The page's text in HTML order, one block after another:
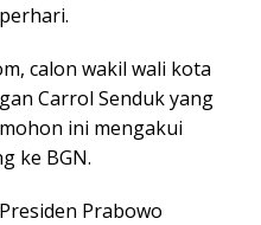
calon wakil wali kota
Carrol Senduk yang
ini mengakui
ke BGN.
Prabowo